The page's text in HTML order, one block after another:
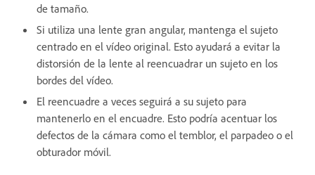
de tamaño.
Si utiliza una lente gran angular, mantenga el sujeto
centrado en el vídeo original. Esto ayudará a evitar la
distorsión de la lente al reencuadrar un sujeto en los
bordes del vídeo.
El reencuadre a veces seguirá a su sujeto para
mantenerlo en el encuadre. Esto podría acentuar los
defectos de la cámara como el temblor, el parpadeo o el
obturador móvil.